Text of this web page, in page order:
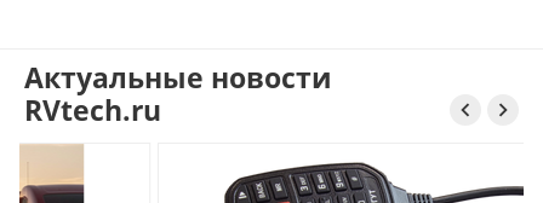
Актуальные новости
RVtech.ru
 